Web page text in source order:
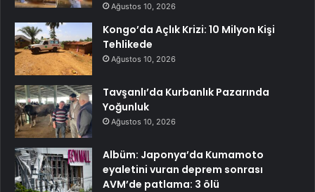
Ağustos 10, 2026
Kongo’da Açlık Krizi: 10 Milyon Kişi
Tehlikede
Ağustos 10, 2026
Tavşanlı’da Kurbanlık Pazarında
Yoğunluk
Ağustos 10, 2026
Albüm: Japonya’da Kumamoto
eyaletini vuran deprem sonrası
AVM’de patlama: 3 ölü